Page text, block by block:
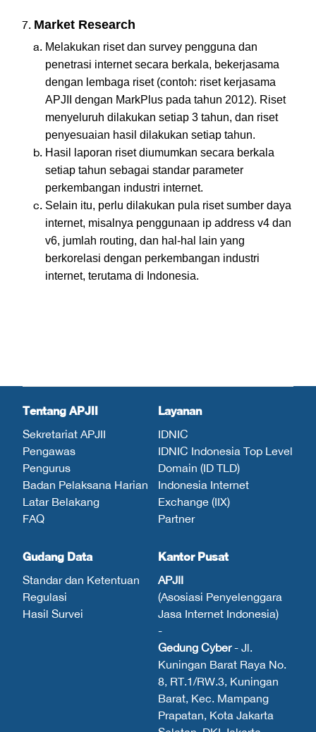
Market Research
Melakukan riset dan survey pengguna dan
penetrasi internet secara berkala, bekerjasama
dengan lembaga riset (contoh: riset kerjasama
APJII dengan MarkPlus pada tahun 2012). Riset
menyeluruh dilakukan setiap 3 tahun, dan riset
penyesuaian hasil dilakukan setiap tahun.
Hasil laporan riset diumumkan secara berkala
setiap tahun sebagai standar parameter
perkembangan industri internet.
Selain itu, perlu dilakukan pula riset sumber daya
internet, misalnya penggunaan ip address v4 dan
v6, jumlah routing, dan hal-hal lain yang
berkorelasi dengan perkembangan industri
internet, terutama di Indonesia.
Tentang APJII
Sekretariat APJII
Pengawas
Pengurus
Badan Pelaksana Harian
Latar Belakang
FAQ
Layanan
IDNIC
IDNIC Indonesia Top Level
Domain (ID TLD)
Indonesia Internet
Exchange (IIX)
Partner
Gudang Data
Standar dan Ketentuan
Regulasi
Hasil Survei
Kantor Pusat
APJII
(Asosiasi Penyelenggara
Jasa Internet Indonesia)
-
Gedung Cyber- Jl.
Kuningan Barat Raya No.
8, RT.1/RW.3, Kuningan
Barat, Kec. Mampang
Prapatan, Kota Jakarta